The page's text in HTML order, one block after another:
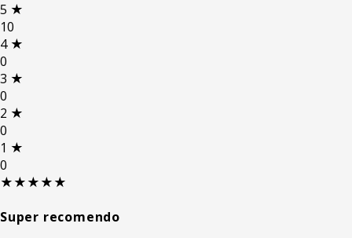
5 ★
10
4 ★
0
3 ★
0
2 ★
0
1 ★
0
★★★★★
Super recomendo